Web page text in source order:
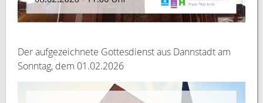
Der aufgezeichnete Gottesdienst aus Dannstadt am
Sonntag, dem 01.02.2026